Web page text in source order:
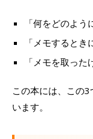
「何をどのよう
「メモするとき
「メモを取った
この本には、この
います。